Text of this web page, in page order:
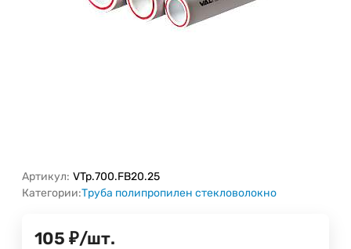
Артикул: VTp.700.FB20.25
Категории:Труба полипропилен стекловолокно
105 ₽/шт.